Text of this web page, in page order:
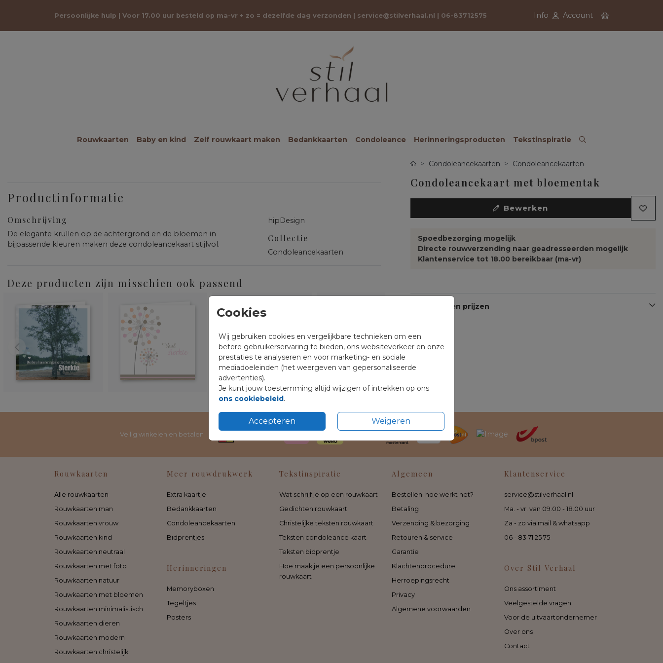
Persoonlijke hulp | Voor 17.00 uur besteld op ma-vr + zo = dezelfde dag verzonden | service@stilverhaal.nl 06-83712575 Info Account
Rouwkaarten Baby en kind Zelf rouwkaart maken Bedankkaarten Condoleance Herinneringsproducten Tekstinspiratie
Cookies
Wij gebruiken cookies en vergelijkbare technieken om een
betere gebruikerservaring te bieden, ons websiteverkeer en onze
prestaties te analyseren en voor marketing- en sociale
mediadoeleinden (het weergeven van gepersonaliseerde
advertenties).
Je kunt jouw toestemming altijd wijzigen of intrekken op ons
ons cookiebeleid.
Accepteren Weigeren
Productinformatie
Omschrijving
De elegante krullen op de achtergrond en de bloemen in
bijpassende kleuren maken deze condoleancekaart stijlvol.
hipDesign
Collectie
Condoleancekaarten
Deze producten zijn misschien ook passend
Condoleancekaarten Condoleancekaarten
Condoleancekaart met bloementak
Bewerken
Spoedbezorging mogelijk
Directe rouwverzending naar geadresseerden mogelijk
Klantenservice tot 18.00 bereikbaar (ma-vr)
Formaten en prijzen
Veilig winkelen en betalen
Rouwkaarten
Alle rouwkaarten
Rouwkaarten man
Rouwkaarten vrouw
Rouwkaarten kind
Rouwkaarten neutraal
Rouwkaarten met foto
Rouwkaarten natuur
Rouwkaarten met bloemen
Rouwkaarten minimalistisch
Rouwkaarten dieren
Rouwkaarten modern
Rouwkaarten christelijk
Meer rouwdrukwerk
Extra kaartje
Bedankkaarten
Condoleancekaarten
Bidprentjes
Herinneringen
Memoryboxen
Tegeltjes
Posters
Tekstinspiratie
Wat schrijf je op een rouwkaart
Gedichten rouwkaart
Christelijke teksten rouwkaart
Teksten condoleance kaart
Teksten bidprentje
Hoe maak je een persoonlijke
rouwkaart
Algemeen
Bestellen: hoe werkt het?
Betaling
Verzending & bezorging
Retouren & service
Garantie
Klachtenprocedure
Herroepingsrecht
Privacy
Algemene voorwaarden
Klantenservice
service@stilverhaal.nl
Ma. - vr. van 09.00 - 18.00 uur
Za - zo via mail & whatsapp
06 - 83 71 25 75
Over Stil Verhaal
Ons assortiment
Veelgestelde vragen
Voor de uitvaartondernemer
Over ons
Contact